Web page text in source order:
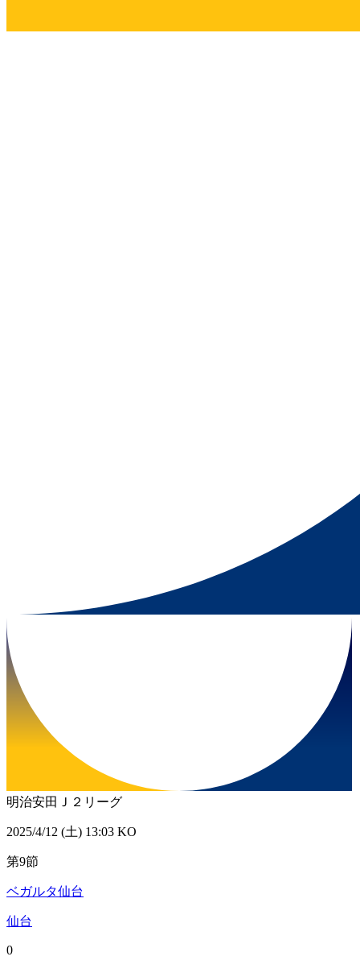
明治安田Ｊ２リーグ
2025/4/12 (土) 13:03 KO
第9節
ベガルタ仙台
仙台
0